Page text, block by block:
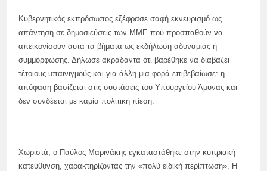
Κυβερνητικός εκπρόσωπος εξέφρασε σαφή εκνευρισμό ως
απάντηση σε δημοσιεύσεις των ΜΜΕ που προσπαθούν να
απεικονίσουν αυτά τα βήματα ως εκδήλωση αδυναμίας ή
συμμόρφωσης. Δήλωσε ακράδαντα ότι βαρέθηκε να διαβάζει
τέτοιους υπαινιγμούς και για άλλη μια φορά επιβεβαίωσε: η
απόφαση βασίζεται στις συστάσεις του Υπουργείου Άμυνας και
δεν συνδέεται με καμία πολιτική πίεση.
Χωριστά, ο Παύλος Μαρινάκης εγκαταστάθηκε στην κυπριακή
κατεύθυνση, χαρακτηρίζοντάς την «πολύ ειδική περίπτωση». Η